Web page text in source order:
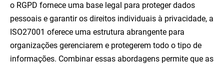
o RGPD fornece uma base legal para proteger dados
pessoais e garantir os direitos individuais à privacidade, a
ISO27001 oferece uma estrutura abrangente para
organizações gerenciarem e protegerem todo o tipo de
informações. Combinar essas abordagens permite que as